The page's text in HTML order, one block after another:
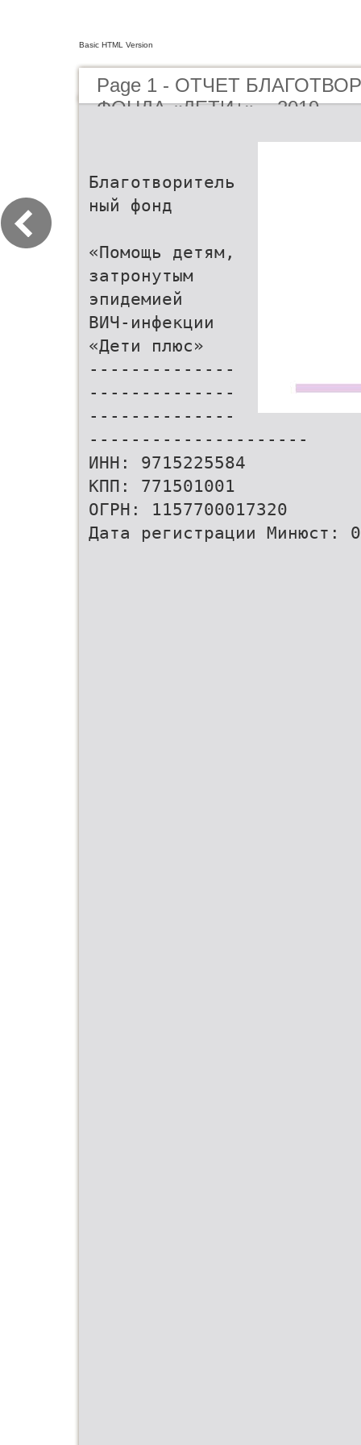
Basic HTML Version
Page 1 - ОТЧЕТ
ФОНДА «ДЕТИ+» – 2019
Благотворитель
ный фонд
«Помощь детям,
затронутым
эпидемией
ВИЧ-инфекции
«Дети плюс»
--------------
--------------
--------------
---------------------
ИНН: 9715225584
КПП: 771501001
ОГРН: 1157700017320
Дата регистрации Минюст: